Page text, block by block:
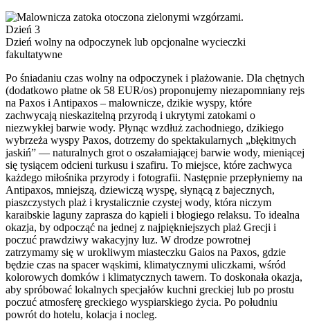
Dzień 3
Dzień wolny na odpoczynek lub opcjonalne wycieczki
fakultatywne
Po śniadaniu czas wolny na odpoczynek i plażowanie. Dla chętnych
(dodatkowo płatne ok 58 EUR/os) proponujemy niezapomniany rejs
na Paxos i Antipaxos – malownicze, dzikie wyspy, które
zachwycają nieskazitelną przyrodą i ukrytymi zatokami o
niezwykłej barwie wody. Płynąc wzdłuż zachodniego, dzikiego
wybrzeża wyspy Paxos, dotrzemy do spektakularnych „błękitnych
jaskiń” — naturalnych grot o oszałamiającej barwie wody, mieniącej
się tysiącem odcieni turkusu i szafiru. To miejsce, które zachwyca
każdego miłośnika przyrody i fotografii. Następnie przepłyniemy na
Antipaxos, mniejszą, dziewiczą wyspę, słynącą z bajecznych,
piaszczystych plaż i krystalicznie czystej wody, która niczym
karaibskie laguny zaprasza do kąpieli i błogiego relaksu. To idealna
okazja, by odpocząć na jednej z najpiękniejszych plaż Grecji i
poczuć prawdziwy wakacyjny luz. W drodze powrotnej
zatrzymamy się w urokliwym miasteczku Gaios na Paxos, gdzie
będzie czas na spacer wąskimi, klimatycznymi uliczkami, wśród
kolorowych domków i klimatycznych tawern. To doskonała okazja,
aby spróbować lokalnych specjałów kuchni greckiej lub po prostu
poczuć atmosferę greckiego wyspiarskiego życia. Po południu
powrót do hotelu, kolacja i nocleg.